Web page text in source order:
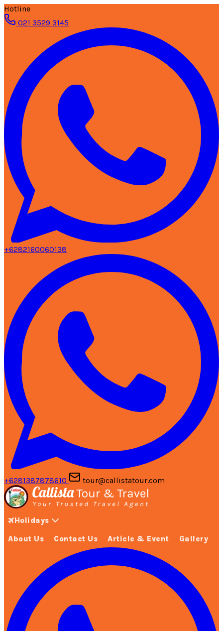
Hotline
021 3529 3145
+6282160060138
+6281387878610 tour@callistatour.com
Holidays
About Us Contact Us Article & Event Gallery